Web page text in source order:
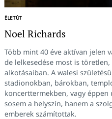
ÉLETÚT
Noel Richards
Több mint 40 éve aktívan jelen
de lelkesedése most is
alkotásaiban. A walesi
stadionokban, bárokban,
koncerttermekben, vagy éppen
sosem a helyszín, hanem a
emberek számítottak.